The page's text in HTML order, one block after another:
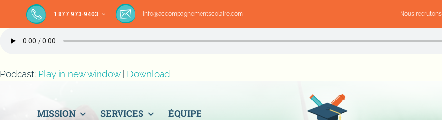
1 877 973-9403 info@accompagnementscolaire.com Nous recrutons
Podcast: Play in new window| Download
MISSION SERVICES ÉQUIPE